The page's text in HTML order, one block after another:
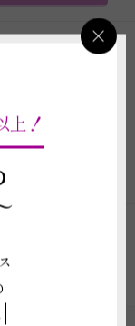
） 2万円コー
）
品詳細）
129
上！